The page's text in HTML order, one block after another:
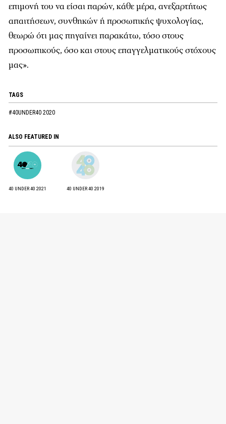
επιμονή του να είσαι παρών, κάθε μέρα, ανεξαρτήτως
απαιτήσεων, συνθηκών ή προσωπικής ψυχολογίας,
θεωρώ ότι μας πηγαίνει παρακάτω, τόσο στους
προσωπικούς, όσο και στους επαγγελματικούς στόχους
μας».
TAGS
#40UNDER40 2020
ALSO FEATURED IN
40 UNDER 40 2021 40 UNDER 40 2019